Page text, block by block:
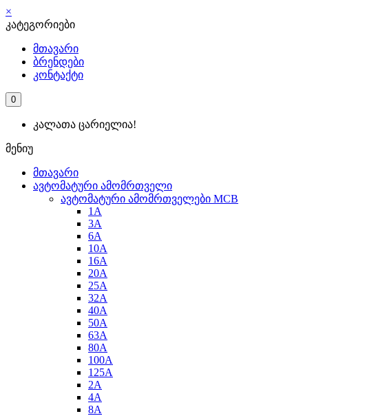
×
კატეგორიები
მთავარი
ბრენდები
კონტაქტი
0
კალათა ცარიელია!
მენიუ
მთავარი
ავტომატური ამომრთველი
ავტომატური ამომრთველები MCB
1A
3A
6A
10A
16A
20A
25А
32A
40A
50A
63A
80A
100A
125A
2A
4A
8A